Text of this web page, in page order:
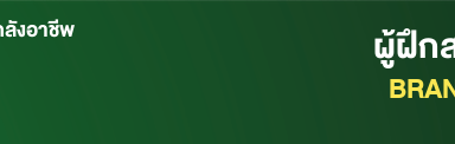
งอาชีพ
ผู้ฝึก